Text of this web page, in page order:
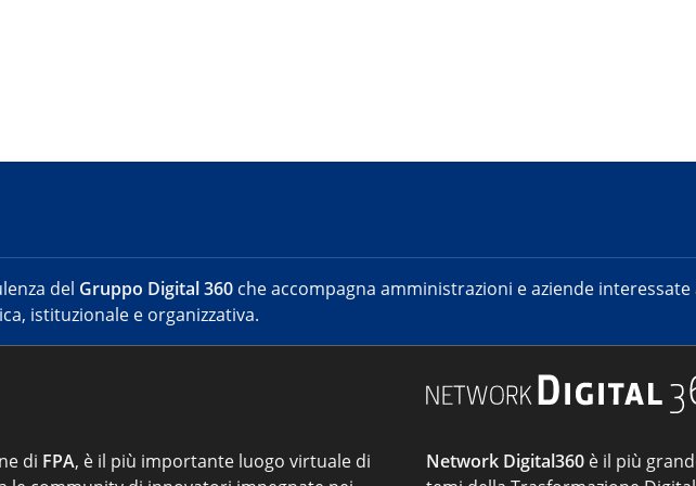
del Gruppo Digital 360 che accompagna amministrazioni e aziende
istituzionale e organizzativa.
di FPA, è il più importante luogo virtuale di
Network Digital360 è il più